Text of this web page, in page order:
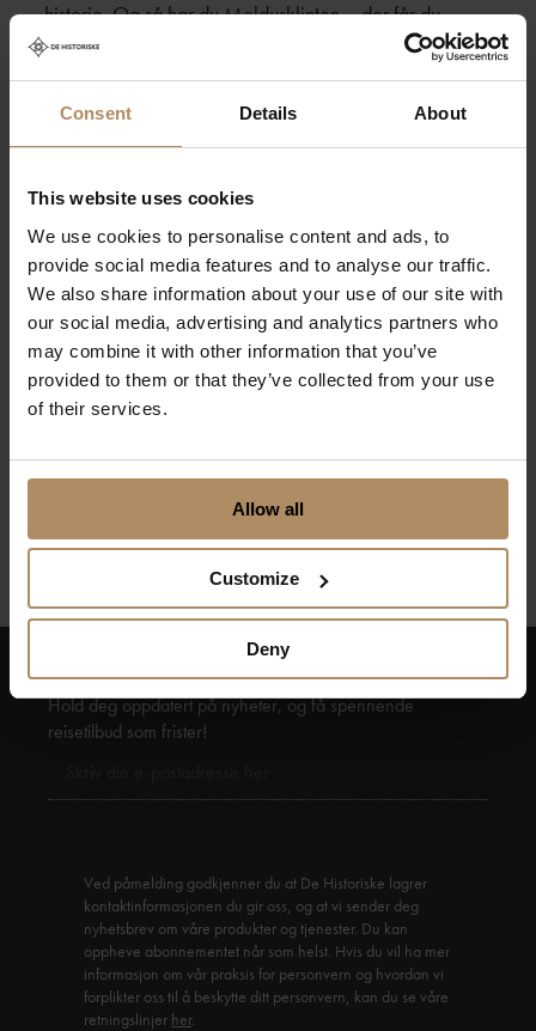
Consent Details About
This website uses cookies
We use cookies to personalise content and ads, to
provide social media features and to analyse our traffic.
We also share information about your use of our site with
our social media, advertising and analytics partners who
may combine it with other information that you’ve
provided to them or that they’ve collected from your use
of their services.
Allow all
Customize
Deny
historie. Og så har du Moldusklinten – der får du
virkelig følelsen av å stå på toppen av alt.
Hva er spesialiteten i din region som man
bare må teste ut?
– Ja! Motti & flesk. Det er kanskje ikke den mest fancy
noe for seg selv. Dette er ekte skogfinnsk tradisjonsmat
– grovt, salt, fett og godt. I sommer blir den servert på
flere av de historiske finnegårdene i området, og det
er verdt å oppleve.
❤️Frister det å besøke Therese og
et avslappendesommeropphold.
Hold deg oppdatert på nyheter, og få spennende
reisetilbud som frister!
Ved påmelding godkjenner du at De Historiske lagrer
kontaktinformasjonen du gir oss, og at vi sender deg
nyhetsbrev om våre produkter og tjenester. Du kan
oppheve abonnementet når som helst. Hvis du vil ha mer
informasjon om vår praksis for personvern og hvordan vi
forplikter oss til å beskytte ditt personvern, kan du se våre
retningslinjer her.